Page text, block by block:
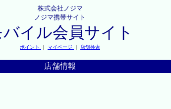
株式会社ノジマ
ノジマ携帯サイト
バイル会員サイト
ポイント ｜ マイページ ｜ 店舗検索
店舗情報